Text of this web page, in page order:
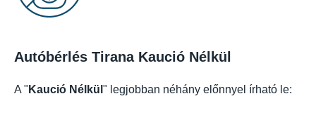
Autóbérlés Tirana Kaució Nélkül
A " Kaució Nélkül " legjobban néhány előnnyel írható le: